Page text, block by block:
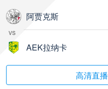
阿贾克斯
vs
AEK拉纳卡
高清直播